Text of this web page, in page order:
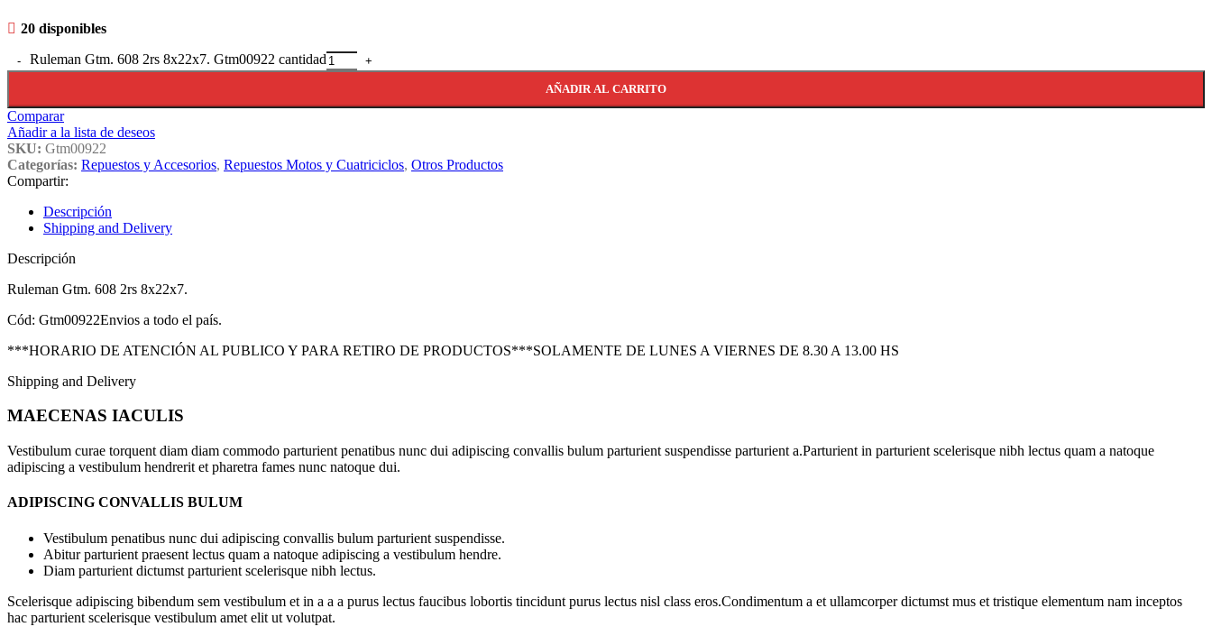
20 disponibles
Ruleman Gtm. 608 2rs 8x22x7. Gtm00922 cantidad
AÑADIR AL CARRITO
Comparar
Añadir a la lista de deseos
SKU: Gtm00922
Categorías: Repuestos y Accesorios, Repuestos Motos y Cuatriciclos, Otros Productos
Compartir:
Descripción
Shipping and Delivery
Descripción
Ruleman Gtm. 608 2rs 8x22x7.
Cód: Gtm00922Envios a todo el país.
***HORARIO DE ATENCIÓN AL PUBLICO Y PARA RETIRO DE PRODUCTOS***SOLAMENTE DE LUNES A VIERNES DE 8.30 A 13.00 HS
Shipping and Delivery
MAECENAS IACULIS
Vestibulum curae torquent diam diam commodo parturient penatibus nunc dui adipiscing convallis bulum parturient suspendisse parturient a.Parturient in parturient scelerisque nibh lectus quam a natoque
adipiscing a vestibulum hendrerit et pharetra fames nunc natoque dui.
ADIPISCING CONVALLIS BULUM
Vestibulum penatibus nunc dui adipiscing convallis bulum parturient suspendisse.
Abitur parturient praesent lectus quam a natoque adipiscing a vestibulum hendre.
Diam parturient dictumst parturient scelerisque nibh lectus.
Scelerisque adipiscing bibendum sem vestibulum et in a a a purus lectus faucibus lobortis tincidunt purus lectus nisl class eros.Condimentum a et ullamcorper dictumst mus et tristique elementum nam inceptos
hac parturient scelerisque vestibulum amet elit ut volutpat.